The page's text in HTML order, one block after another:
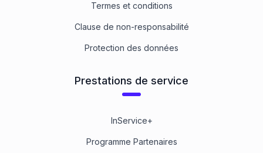
Termes et conditions
Clause de non-responsabilité
Protection des données
Prestations de service
InService+
Programme Partenaires